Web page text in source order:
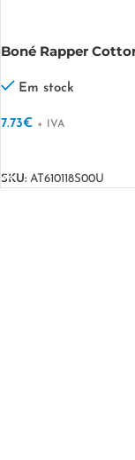
Boné Rapper
Reciclado RAPPER
Em stock
7.73€ + IVA
SKU: AT610118S00U